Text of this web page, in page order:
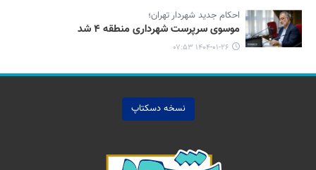
احکام جدید شهردار تهران؛
موسوی سرپرست شهرداری منطقه ۴ شد
۱۴۰۴-۰۱-۲۶ ۰۷:۵۳
نسخه دسکتاپ